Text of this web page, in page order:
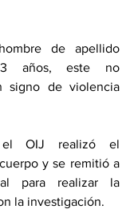
de apellido
años, este no
signo de violencia
OIJ realizó el
y se remitió a
para realizar la
la investigación.